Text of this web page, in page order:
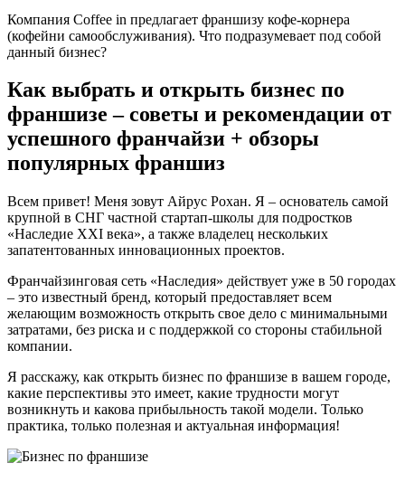
Компания Coffee in предлагает франшизу кофе-корнера
(кофейни самообслуживания). Что подразумевает под собой
данный бизнес?
Как выбрать и открыть бизнес по
франшизе – советы и рекомендации от
успешного франчайзи + обзоры
популярных франшиз
Всем привет! Меня зовут Айрус Рохан. Я – основатель самой
крупной в СНГ частной стартап-школы для подростков
«Наследие XXI века», а также владелец нескольких
запатентованных инновационных проектов.
Франчайзинговая сеть «Наследия» действует уже в 50 городах
– это известный бренд, который предоставляет всем
желающим возможность открыть свое дело с минимальными
затратами, без риска и с поддержкой со стороны стабильной
компании.
Я расскажу, как открыть бизнес по франшизе в вашем городе,
какие перспективы это имеет, какие трудности могут
возникнуть и какова прибыльность такой модели. Только
практика, только полезная и актуальная информация!